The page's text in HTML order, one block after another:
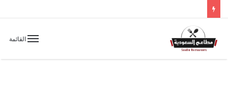
القائمة